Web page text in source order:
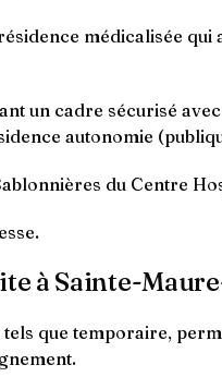
médicalisée
un cadre sécurisé
autonomie
du Centre
à Sainte-
que temporaire,